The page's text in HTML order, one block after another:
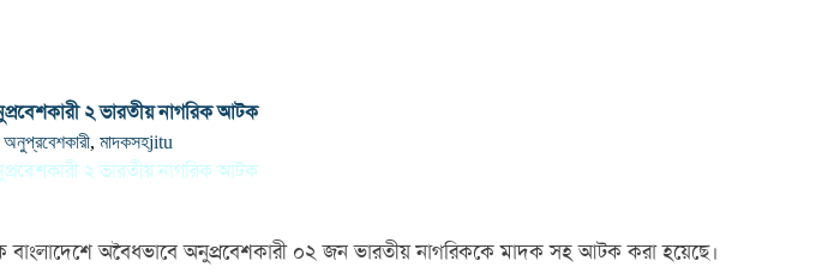
২ ভারতীয় নাগরিক আটক
, মাদকসহjitu
২ ভারতীয় নাগরিক আটক
বাংলাদেশে অবৈধভাবে অনুপ্রবেশকারী ০২ জন ভারতীয় নাগরিককে মাদক সহ আটক করা হয়েছে।